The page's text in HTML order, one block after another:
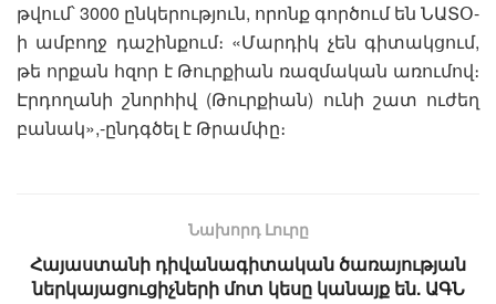
թվում՝ 3000 ընկերություն, որոնք գործում են ՆԱՏՕ-
ի ամբողջ դաշինքում։ «Մարդիկ չեն գիտակցում,
թե որքան հզոր է Թուրքիան ռազմական առումով։
Էրդողանի շնորհիվ (Թուրքիան) ունի շատ ուժեղ
բանակ»,-ընդգծել է Թրամփը։
Նախորդ Լուրը
Հայաստանի դիվանագիտական ծառայության
ներկայացուցիչների մոտ կեսը կանայք են. ԱԳՆ